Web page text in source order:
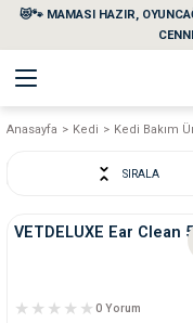
😻🐾 MAMASI HAZIR,
Anasayfa Kedi Kedi Bakım
SIRALA
VETDELUXE Ear Clean
0 Yorum